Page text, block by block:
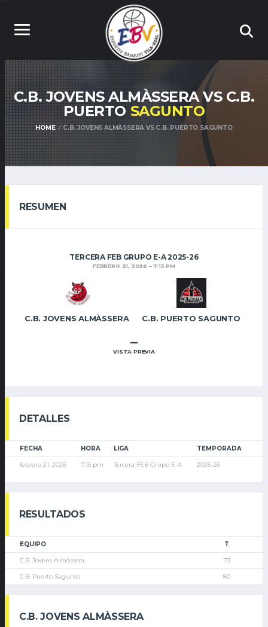
C.B. JOVENS ALMÀSSERA VS C.B.
PUERTO SAGUNTO
HOME C.B. JOVENS ALMÀSSERA VS C.B. PUERTO SAGUNTO
RESUMEN
TERCERA FEB GRUPO E-A 2025-26
FEBRERO 21, 2026 7:15 PM
C.B. JOVENS ALMÀSSERA C.B. PUERTO SAGUNTO
–
VISTA PREVIA
DETALLES
FECHA HORA LIGA TEMPORADA
febrero 21, 2026 7:15 pm Tercera FEB Grupo E-A 2025-26
RESULTADOS
EQUIPO T
C.B. Jovens Almàssera 73
C.B. Puerto Sagunto 80
C.B. JOVENS ALMÀSSERA